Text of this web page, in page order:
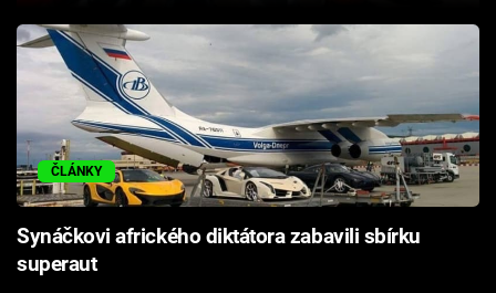
Sledujte prima+
Přihlášení
Sledujte nás
ČLÁNKY
Synáčkovi afrického diktátora zabavili sbírku
superaut